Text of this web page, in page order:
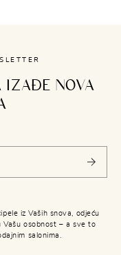
IZAĐE NOVA
iz Vaših snova, odjeću
Vašu osobnost – a sve to
salonima.